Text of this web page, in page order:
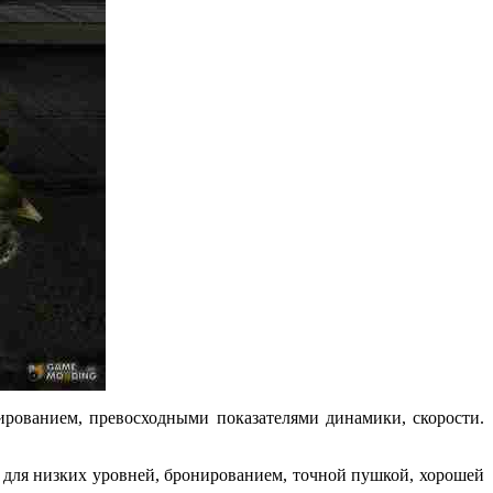
превосходными показателями динамики, скорости.
низких уровней, бронированием, точной пушкой, хорошей